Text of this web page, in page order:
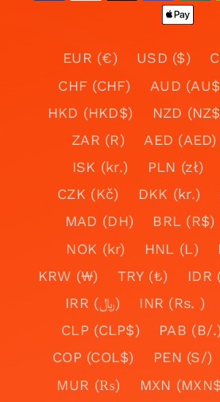
EUR (€) USD ($)
CHF (CHF)
AUD
HKD (HKD$)
NZD
ZAR (R)
AED (AED)
ISK (kr.)
PLN (zł)
CZK (Kč)
DKK (kr.)
MAD (DH)
BRL (R$)
NOK (kr)
HNL (L)
KRW (₩)
TRY (₺) IDR
IRR (﷼)
INR (Rs. )
CLP (CLP$)
PAB (B/
COP (COL$)
PEN (S/)
MUR (₨)
MXN